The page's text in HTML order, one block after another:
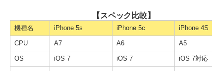
【スペック比較】
機種名 iPhone 5s iPhone 5c iPhone 4S
CPU A7 A6 A5
OS iOS 7 iOS 7 iOS 7対応